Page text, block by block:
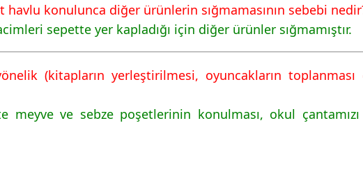
havlu konulunca diğer ürünlerin sığmamasının sebebi
sepette yer kapladığı için diğer ürünler sığmamıştır.
(kitapların yerleştirilmesi, oyuncakların
meyve ve sebze poşetlerinin konulması, okul